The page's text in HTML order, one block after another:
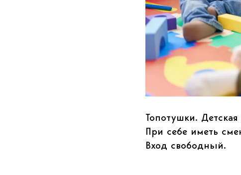
Топотушки.
При себе иметь
Вход свободный.